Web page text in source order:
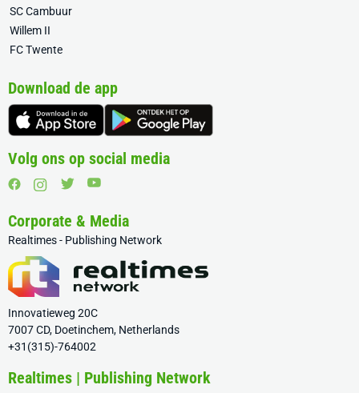
SC Cambuur
Willem II
FC Twente
Download de app
Volg ons op social media
Corporate & Media
Realtimes - Publishing Network
Innovatieweg 20C
7007 CD, Doetinchem, Netherlands
+31(315)-764002
Realtimes | Publishing Network